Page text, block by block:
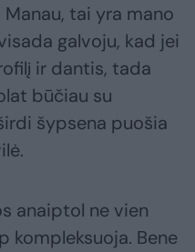
tai yra mano
galvoju, kad jei
ir dantis, tada
būčiau su
šypsena puošia
anaiptol ne vien
kompleksuoja. Bene